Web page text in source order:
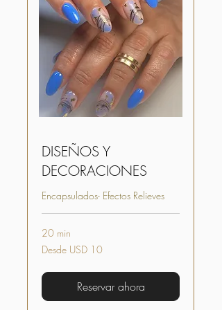
DISEÑOS Y
DECORACIONES
Encapsulados- Efectos Relieves
20 min
Desde
10
Desde USD 10
Reservar ahora